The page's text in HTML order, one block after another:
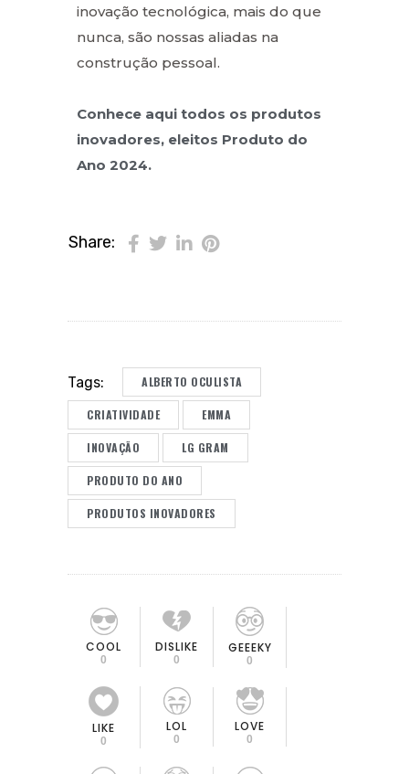
inovação tecnológica, mais do que
nunca, são nossas aliadas na
construção pessoal.
Conhece aqui todos os produtos
inovadores, eleitos Produto do
Ano 2024.
Share:
Tags: ALBERTO OCULISTA
CRIATIVIDADE EMMA
INOVAÇÃO LG GRAM
PRODUTO DO ANO
PRODUTOS INOVADORES
COOL
0
DISLIKE
0
GEEEKY
0
LIKE
0
LOL
0
LOVE
0